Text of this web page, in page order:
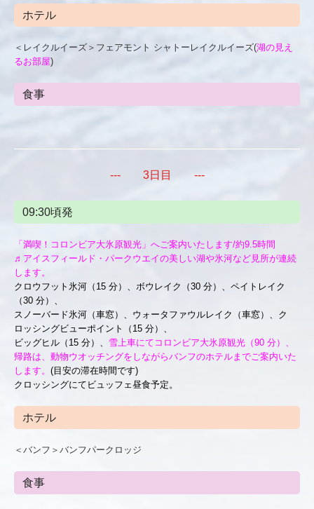
ホテル
＜レイクルイーズ＞フェアモント シャトーレイクルイーズ(湖の見え
るお部屋)
食事
--- 3日目 ---
09:30頃発
「満喫！コロンビア大氷原観光」へご案内いたします/約9.5時間
♬アイスフィールド・パークウエイの美しい湖や氷河など見所が連続
します。
クロウフット氷河（15 分）、 ボウレイク（30 分）、ペイトレイク
（30 分）、
スノーバード氷河（車窓）、ウォータファウルレイク（車窓）、 ク
ロッシングビューポイント（15 分）、
ビッグヒル（15 分）、 雪上車にてコロンビア大氷原観光（90 分）、
帰路は、動物ウオッチングをしながらバンフのホテルまでご案内いた
します。 (目安の滞在時間です)
クロッシングにて ビュッフェ昼食予定。
ホテル
＜バンフ＞バンフパークロッジ
食事